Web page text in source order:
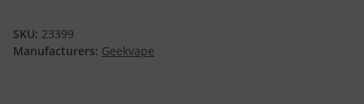
SKU: 23399
Manufacturers: Geekvape